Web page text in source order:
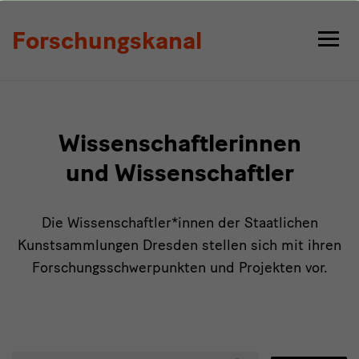
Forschungskanal
Wissenschaftlerinnen
und Wissenschaftler
Die Wissenschaftler*innen der Staatlichen
Kunstsammlungen Dresden stellen sich mit ihren
Forschungsschwerpunkten und Projekten vor.